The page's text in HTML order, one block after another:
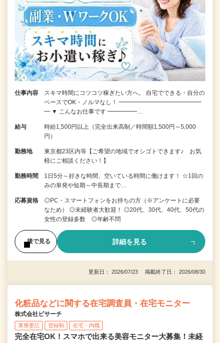
仕事内容
スキマ時間にコツコツ稼ぎたい方へ。 自宅でできる・自分の
ペースでOK・ノルマなし！ ━━━━━━━━━━━━━━
━ ▼ こんなお仕事です ━━━━━…
給与
時給1,500円以上（完全出来高制／時間額1,500円～5,000
円）
勤務地
東京都23区内等【ご希望の地域でオシゴトできます♪ お気
軽にご相談ください！】
勤務時間
1日5分～好きな時間、空いている時間に働けます！ ☆1回の
みの単発や短期～中長期まで…
応募資格
◎PC・スマートフォンをお持ちの方（※アンケートに必要
なため） ◎未経験者大歓迎！ ◎20代、30代、40代、50代の
女性の登録多数 ◎年齢不問
後で見る 詳細を見る
更新日： 2026/07/23 掲載終了日： 2026/08/30
化粧品などに関する在宅調査員・在宅モニター
株式会社ビサーチ
業務委託 登録制 在宅・内職
完全在宅OK！スマホで出来る美容モニター大募集！未経